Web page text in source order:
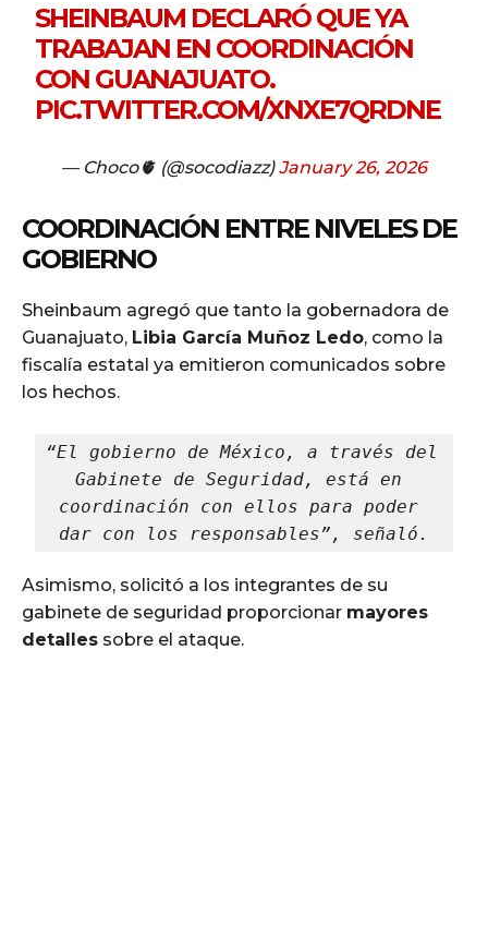
SHEINBAUM DECLARÓ QUE YA
TRABAJAN EN COORDINACIÓN
CON GUANAJUATO.
PIC.TWITTER.COM/XNXE7QRDNE
— Choco🫀 (@socodiazz)January 26, 2026
COORDINACIÓN ENTRE NIVELES DE
GOBIERNO
Sheinbaum agregó que tanto la gobernadora de
Guanajuato, Libia García Muñoz Ledo, como la
fiscalía estatal ya emitieron comunicados sobre
los hechos.
“El gobierno de México, a través del
Gabinete de Seguridad, está en
coordinación con ellos para poder
dar con los responsables”, señaló.
Asimismo, solicitó a los integrantes de su
gabinete de seguridad proporcionar mayores
detalles sobre el ataque.